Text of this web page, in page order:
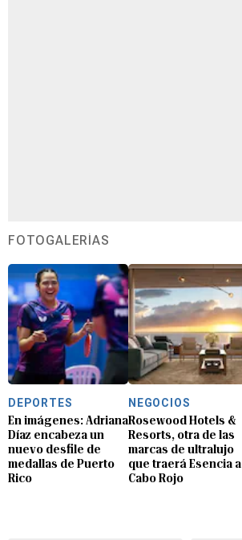
FOTOGALERÍAS
DEPORTES
En imágenes: Adriana
Díaz encabeza un
nuevo desfile de
medallas de Puerto
Rico
NEGOCIOS
Rosewood Hotels &
Resorts, otra de las
marcas de ultralujo
que traerá Esencia a
Cabo Rojo